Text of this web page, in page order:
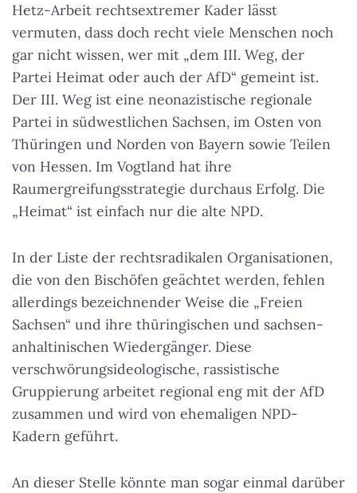
Hetz-Arbeit rechtsextremer Kader lässt
vermuten, dass doch recht viele Menschen noch
gar nicht wissen, wer mit „dem III. Weg, der
Partei Heimat oder auch der AfD“ gemeint ist.
Der III. Weg ist eine neonazistische regionale
Partei in südwestlichen Sachsen, im Osten von
Thüringen und Norden von Bayern sowie Teilen
von Hessen. Im Vogtland hat ihre
Raumergreifungsstrategie durchaus Erfolg. Die
„Heimat“ ist einfach nur die alte NPD.
In der Liste der rechtsradikalen Organisationen,
die von den Bischöfen geächtet werden, fehlen
allerdings bezeichnender Weise die „Freien
Sachsen“ und ihre thüringischen und sachsen-
anhaltinischen Wiedergänger. Diese
verschwörungsideologische, rassistische
Gruppierung arbeitet regional eng mit der AfD
zusammen und wird von ehemaligen NPD-
Kadern geführt.
An dieser Stelle könnte man sogar einmal darüber